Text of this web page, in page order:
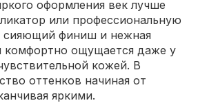
оформления век лучше
или профессиональную
сияющий финиш и нежная
комфортно ощущается даже у
кожей. В
оттенков начиная от
яркими.